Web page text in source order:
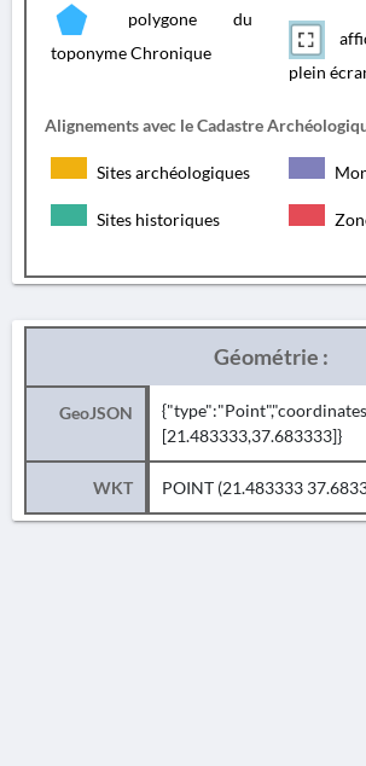
polygone du
toponyme Chronique
plein
Alignements avec le Cadastre
Sites archéologiques
Sites historiques
Géométrie :
GeoJSON
[21.483333,37.683333]}
WKT POINT (21.483333